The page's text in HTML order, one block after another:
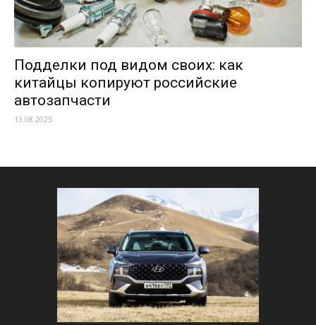
Подделки под видом своих: как
китайцы копируют российские
автозапчасти
13.08.2025